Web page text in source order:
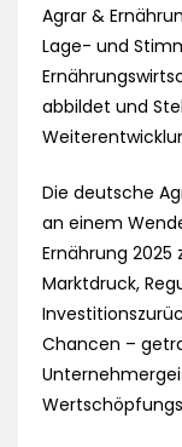
Agrar &
Lage- und
abbildet und
Die deutsche
an einem
Ernährung 2025
Marktdruck,
Chancen –